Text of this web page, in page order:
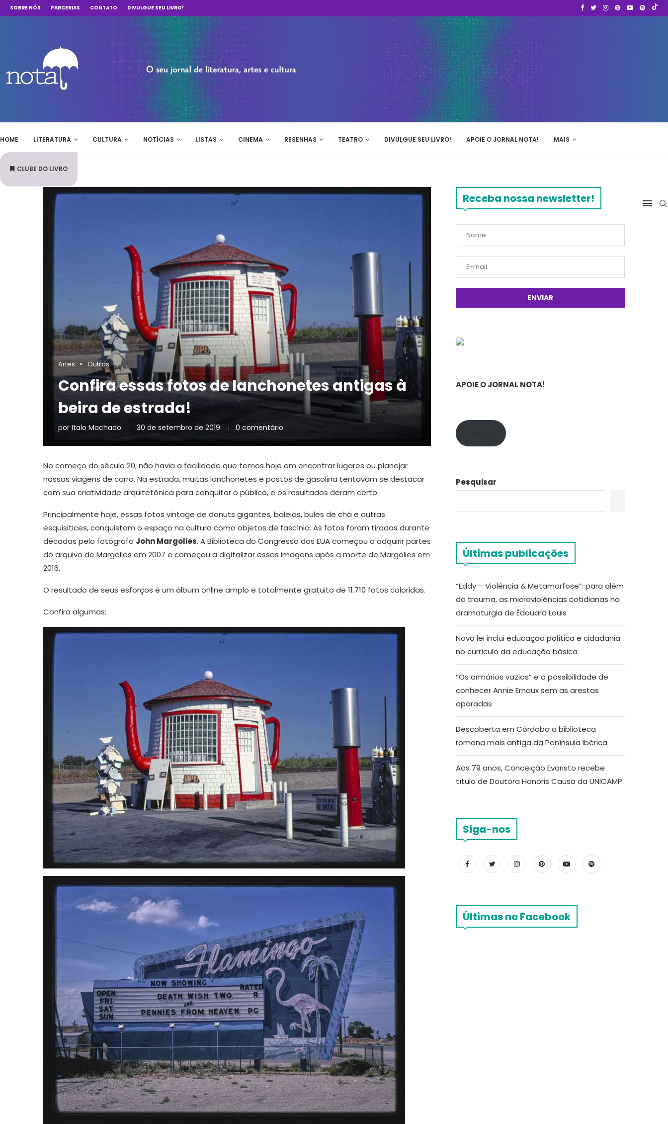
SOBRE NÓS PARCERIAS CONTATO DIVULGUE SEU LIVRO!
HOME LITERATURA CULTURA NOTÍCIAS LISTAS CINEMA RESENHAS TEATRO DIVULGUE SEU LIVRO! APOIE O JORNAL NOTA! MAIS
CLUBE DO LIVRO
Artes Outras
Confira essas fotos de lanchonetes antigas à
beira de estrada!
por Italo Machado 30 de setembro de 2019 0 comentário
No começo do século 20, não havia a facilidade que temos hoje em encontrar lugares ou planejar
nossas viagens de carro. Na estrada, muitas lanchonetes e postos de gasolina tentavam se destacar
com sua criatividade arquitetônica para conquitar o público, e os resultados deram certo.
Principalmente hoje, essas fotos vintage de donuts gigantes, baleias, bules de chá e outras
esquisitices, conquistam o espaço na cultura como objetos de fascínio. As fotos foram tiradas durante
décadas pelo fotógrafo John Margolies. A Biblioteca do Congresso dos EUA começou a adquirir partes
do arquivo de Margolies em 2007 e começou a digitalizar essas imagens após a morte de Margolies em
2016.
O resultado de seus esforços é um álbum online amplo e totalmente gratuito de 11.710 fotos coloridas.
Confira algumas:
Receba nossa newsletter!
APOIE O JORNAL NOTA!
Pesquisar
Últimas publicações
“Eddy – Violência & Metamorfose”: para além
do trauma, as microviolências cotidianas na
dramaturgia de Édouard Louis
Nova lei inclui educação política e cidadania
no currículo da educação básica
“Os armários vazios” e a possibilidade de
conhecer Annie Ernaux sem as arestas
aparadas
Descoberta em Córdoba a biblioteca
romana mais antiga da Península Ibérica
Aos 79 anos, Conceição Evaristo recebe
título de Doutora Honoris Causa da UNICAMP
Siga-nos
Últimas no Facebook